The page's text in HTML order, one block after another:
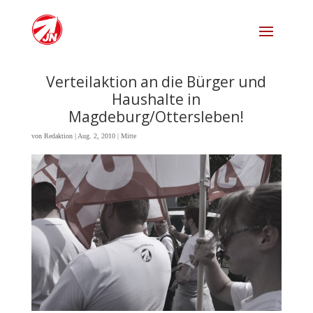
Verteilaktion an die Bürger und
Haushalte in
Magdeburg/Ottersleben!
von Redaktion| Aug. 2, 2010| Mitte